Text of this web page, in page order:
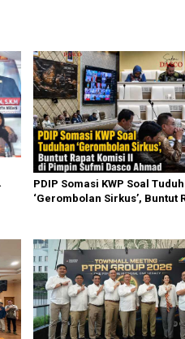
PDIP Somasi KWP Soal
‘Gerombolan Sirkus’, Buntut